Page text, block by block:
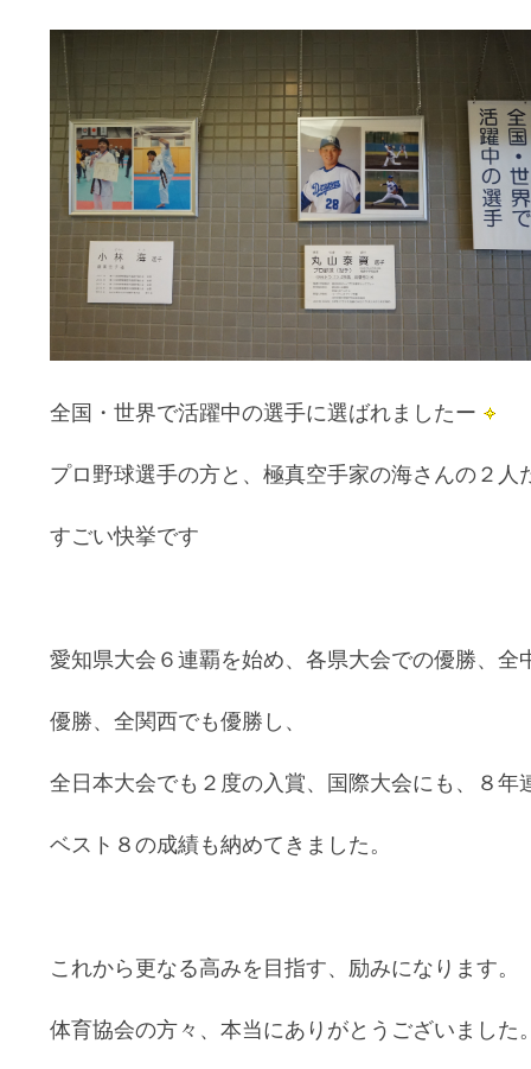
全国・世界で活躍中の選手に選ばれましたー
プロ野球選手の方と、極真空手家の海さんの２人
すごい快挙です
愛知県大会６連覇を始め、各県大会での優勝、全
優勝、全関西でも優勝し、
全日本大会でも２度の入賞、国際大会にも、８年
ベスト８の成績も納めてきました。
これから更なる高みを目指す、励みになります。
体育協会の方々、本当にありがとうございました